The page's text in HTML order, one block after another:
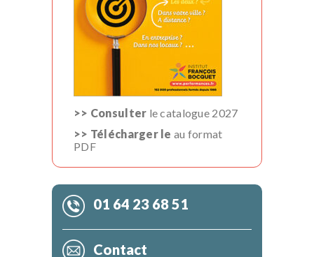
>> Consulter le catalogue 2027
>> Télécharger le au format
PDF
01 64 23 68 51
Contact